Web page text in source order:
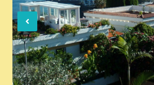
Previous